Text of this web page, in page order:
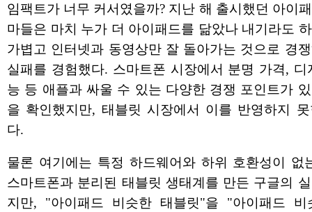
임팩트가 너무 커서였을까? 지난 해 출시했던 아이
마들은 마치 누가 더 아이패드를 닮았나 내기라도
가볍고 인터넷과 동영상만 잘 돌아가는 것으로 경
실패를 경험했다. 스마트폰 시장에서 분명 가격, 디
능 등 애플과 싸울 수 있는 다양한 경쟁 포인트가
을 확인했지만, 태블릿 시장에서 이를 반영하지
다.
물론 여기에는 특정 하드웨어와 하위 호환성이 없
스마트폰과 분리된 태블릿 생태계를 만든 구글의
지만, "아이패드 비슷한 태블릿"을 "아이패드 비